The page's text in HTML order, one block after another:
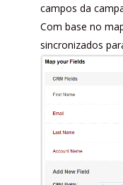
campos da
Com base no
sincronizados